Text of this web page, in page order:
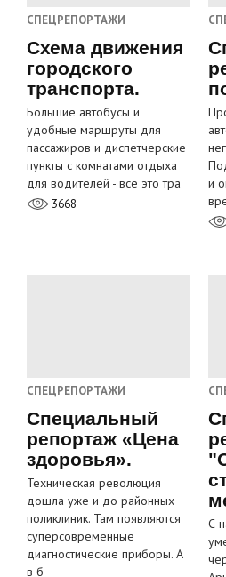
СПЕЦРЕПОРТАЖИ
Схема движения
городского
транспорта.
Большие автобусы и
удобные маршруты для
пассажиров и диспетчерские
пункты с комнатами отдыха
для водителей - все это тра
3668
и
СПЕЦРЕПОРТАЖИ
Специальный
репортаж «Цена
здоровья».
Техническая революция
дошла уже и до районных
поликлиник. Там появляются
суперсовременные
диагностические приборы. А
в б
С